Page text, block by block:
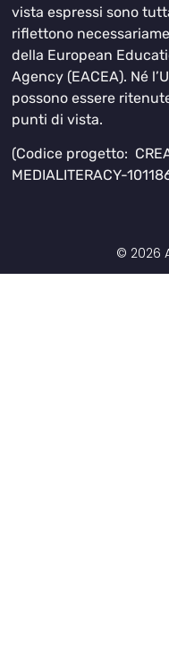
vista espressi sono
riflettono
della European
Agency (EACEA). Né
possono essere
punti di vista.
(Codice progetto:
MEDIALITERACY-
© 2026